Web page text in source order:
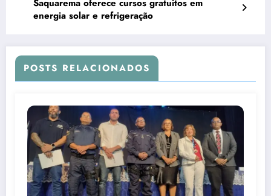
Saquarema oferece cursos gratuitos em
energia solar e refrigeração
POSTS RELACIONADOS